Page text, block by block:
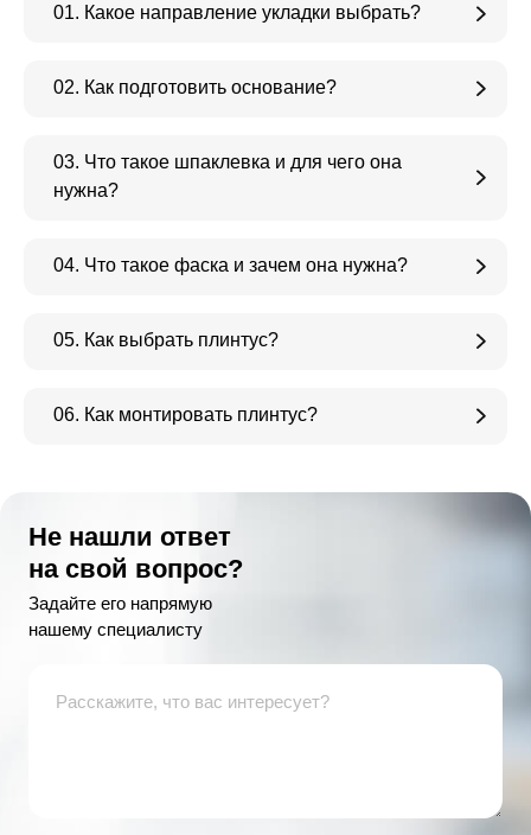
01. Какое направление укладки выбрать?
02. Как подготовить основание?
03. Что такое шпаклевка и для чего она
нужна?
04. Что такое фаска и зачем она нужна?
05. Как выбрать плинтус?
06. Как монтировать плинтус?
Не нашли ответ
на свой вопрос?
Задайте его напрямую
нашему специалисту